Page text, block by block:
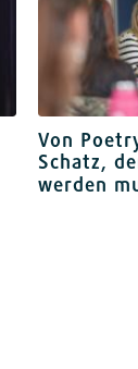
Von
Schatz,
werden